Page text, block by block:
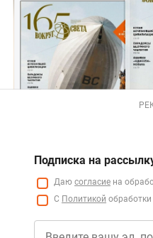
Подписка на
Даю согласие на
С Политикой